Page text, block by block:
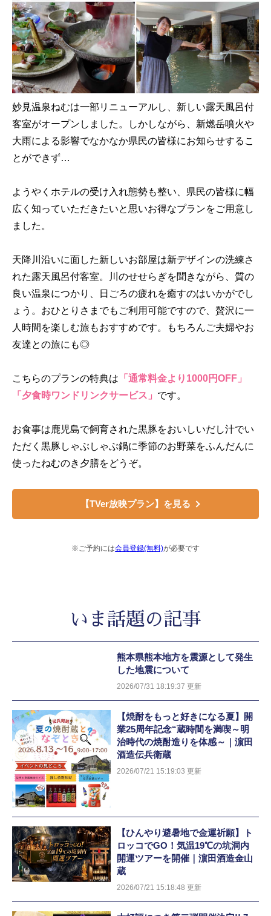
妙見温泉ねむは一部リニューアルし、新しい露天風呂付
客室がオープンしました。しかしながら、新燃岳噴火や
大雨による影響でなかなか県民の皆様にお知らせするこ
とができず…
ようやくホテルの受け入れ態勢も整い、県民の皆様に幅
広く知っていただきたいと思いお得なプランをご用意し
ました。
天降川沿いに面した新しいお部屋は新デザインの洗練さ
れた露天風呂付客室。川のせせらぎを聞きながら、質の
良い温泉につかり、日ごろの疲れを癒すのはいかがでし
ょう。おひとりさまでもご利用可能ですので、贅沢に一
人時間を楽しむ旅もおすすめです。もちろんご夫婦やお
友達との旅にも◎
こちらのプランの特典は 「通常料金より1000円OFF」
「夕食時ワンドリンクサービス」 です。
お食事は鹿児島で飼育された黒豚をおいしいだし汁でい
ただく黒豚しゃぶしゃぶ鍋に季節のお野菜をふんだんに
使ったねむのき夕膳をどうぞ。
【TVer放映プラン】を見る
※ご予約には会員登録(無料)が必要です
いま話題の記事
熊本県熊本地方を震源として発生
した地震について
2026/07/31 18:19:37 更新
【焼酎をもっと好きになる夏】開
業25周年記念“蔵時間を満喫～明
治時代の焼酎造りを体感～｜濵田
酒造伝兵衛蔵
2026/07/21 15:19:03 更新
【ひんやり避暑地で金運祈願】ト
ロッコでGO！気温19℃の坑洞内
開運ツアーを開催｜濵田酒造金山
蔵
2026/07/21 15:18:48 更新